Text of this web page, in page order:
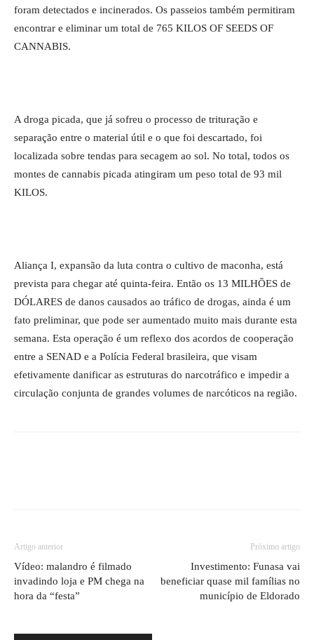
foram detectados e incinerados. Os passeios também permitiram
encontrar e eliminar um total de 765 KILOS OF SEEDS OF
CANNABIS.
A droga picada, que já sofreu o processo de trituração e
separação entre o material útil e o que foi descartado, foi
localizada sobre tendas para secagem ao sol. No total, todos os
montes de cannabis picada atingiram um peso total de 93 mil
KILOS.
Aliança I, expansão da luta contra o cultivo de maconha, está
prevista para chegar até quinta-feira. Então os 13 MILHÕES de
DÓLARES de danos causados ​​ao tráfico de drogas, ainda é um
fato preliminar, que pode ser aumentado muito mais durante esta
semana. Esta operação é um reflexo dos acordos de cooperação
entre a SENAD e a Polícia Federal brasileira, que visam
efetivamente danificar as estruturas do narcotráfico e impedir a
circulação conjunta de grandes volumes de narcóticos na região.
Artigo anterior
Vídeo: malandro é filmado
invadindo loja e PM chega na
hora da “festa”
Próximo artigo
Investimento: Funasa vai
beneficiar quase mil famílias no
município de Eldorado